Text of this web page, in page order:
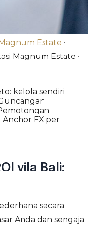
Estate ·
Magnum Estate ·
kelola sendiri
Anchor FX per
vila Bali:
secara
Anda dan sengaja